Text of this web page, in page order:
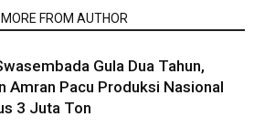
MORE FROM AUTHOR
Gula Dua Tahun,
Amran Pacu Produksi Nasional
3 Juta Ton